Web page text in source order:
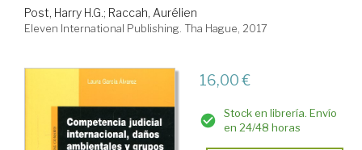
Post, Harry H.G.; Raccah, Aurélien
Eleven International Publishing. Tha Hague, 2017
16,00 €
Stock en librería. Envío
en 24/48 horas